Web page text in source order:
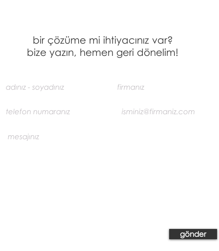
bir çözüme mi ihtiyacınız var?
bize yazın, hemen geri dönelim!
gönder